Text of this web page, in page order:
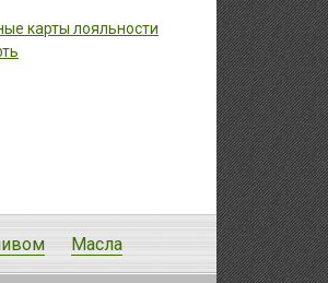
карты лояльности
Масла